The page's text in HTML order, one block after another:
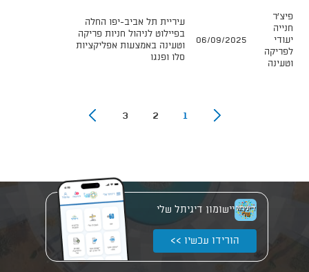
פיצ'ר
חנייה
יעודי
לפריקה
וטעינה
06/09/2025
עיריית תל אביב-יפו החלה
בפיילוט לניהול חניות פריקה
וטעינה באמצעות אפליקציות
סלו ופנגו
1
2
3
יישומון דיגיתל שלי
הורידו עכשיו >>